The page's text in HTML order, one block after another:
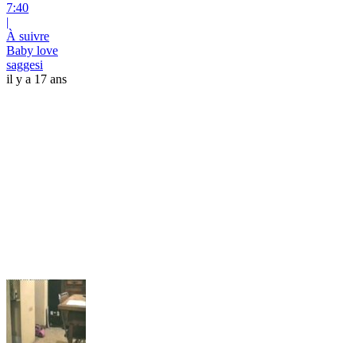
7:40
|
À suivre
Baby love
saggesi
il y a 17 ans